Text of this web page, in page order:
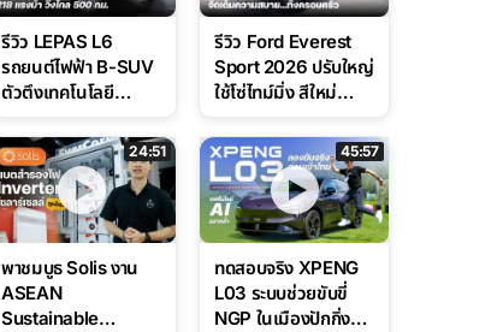
รีวิว LEPAS L6
รถยนต์ไฟฟ้า B-SUV
ตัวตึงเทคโนโลยี
ล่างหนึบ ลุ้นราคา 7
แสนต้น
รีวิว Ford Everest
Sport 2026 ปรับใหญ่
ใช้โซ่ไทม์มิ่ง สีใหม่
ดุดันสไตล์ครอบครัว
สายลุย
24:51
พาชมบูธ Solis งาน
ASEAN
Sustainable
45:57
ทดสอบจริง XPENG
L03 ระบบช่วยขับขี่
NGP ในเมืองปักกิ่ง